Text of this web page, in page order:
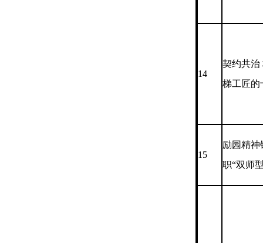
14
契约共治
梯工匠
15
励园精神
职“双师